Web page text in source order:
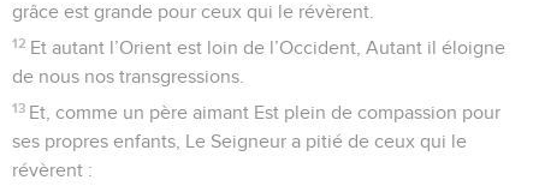
grâce est grande pour ceux qui le révèrent.
12 Et autant l’Orient est loin de l’Occident, Autant il éloigne
de nous nos transgressions.
13 Et, comme un père aimant Est plein de compassion pour
ses propres enfants, Le Seigneur a pitié de ceux qui le
révèrent :